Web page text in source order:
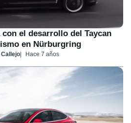
el desarrollo del Taycan
en Nürburgring
Hace 7 años